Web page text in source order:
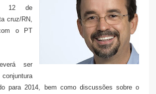
12 de
cruz/RN,
o PT
ser
para 2014, bem como discussões sobre o